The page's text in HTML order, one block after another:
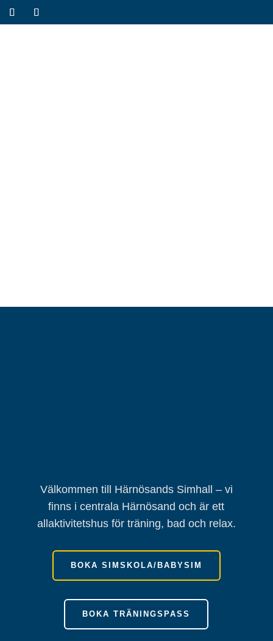
Välkommen till Härnösands Simhall – vi
finns i centrala Härnösand och är ett
allaktivitetshus för träning, bad och relax.
BOKA SIMSKOLA/BABYSIM
BOKA TRÄNINGSPASS